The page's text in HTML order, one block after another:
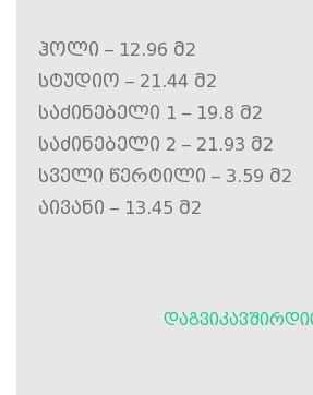
ჰოლი – 12.96 მ2
სტუდიო – 21.44 მ2
საძინებელი 1 – 19.8 მ2
საძინებელი 2 – 21.93 მ2
სველი წერტილი – 3.59 მ2
აივანი – 13.45 მ2